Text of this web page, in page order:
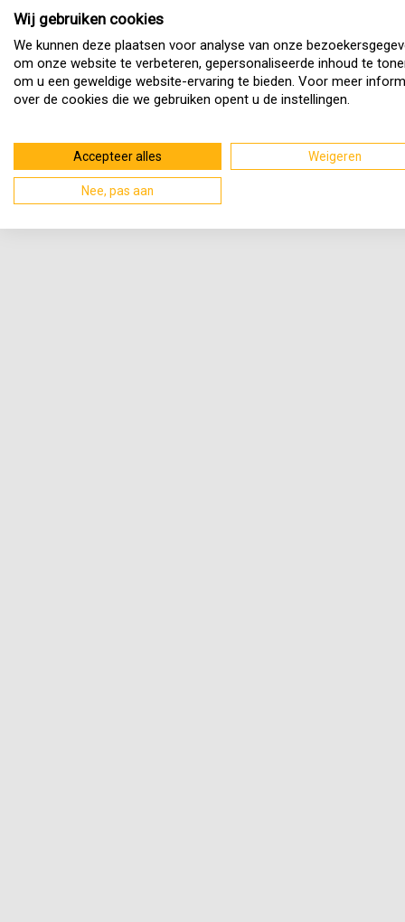
Wij gebruiken cookies
We kunnen deze plaatsen voor analyse van onze
om onze website te verbeteren, gepersonaliseerde inhoud te
om u een geweldige website-ervaring te bieden. Voor meer
over de cookies die we gebruiken opent u de instellingen.
Accepteer alles Weigeren
Nee, pas aan